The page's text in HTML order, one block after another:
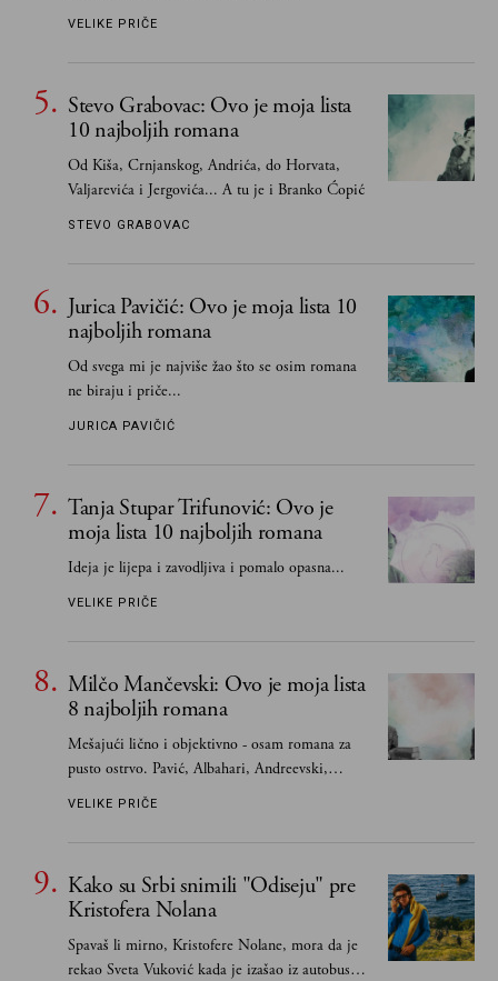
senzibiliteta... Pokušao sam (biće, samo
VELIKE PRIČE
Stevo Grabovac: Ovo je moja lista
10 najboljih romana
Od Kiša, Crnjanskog, Andrića, do Horvata,
Valjarevića i Jergovića... A tu je i Branko Ćopić
STEVO GRABOVAC
Jurica Pavičić: Ovo je moja lista 10
najboljih romana
Od svega mi je najviše žao što se osim romana
ne biraju i priče...
JURICA PAVIČIĆ
Tanja Stupar Trifunović: Ovo je
moja lista 10 najboljih romana
Ideja je lijepa i zavodljiva i pomalo opasna...
VELIKE PRIČE
Milčo Mančevski: Ovo je moja lista
8 najboljih romana
Mešajući lično i objektivno - osam romana za
pusto ostrvo. Pavić, Albahari, Andreevski,
VELIKE PRIČE
Kako su Srbi snimili "Odiseju" pre
Kristofera Nolana
Spavaš li mirno, Kristofere Nolane, mora da je
rekao Sveta Vuković kada je izašao iz autobusa i